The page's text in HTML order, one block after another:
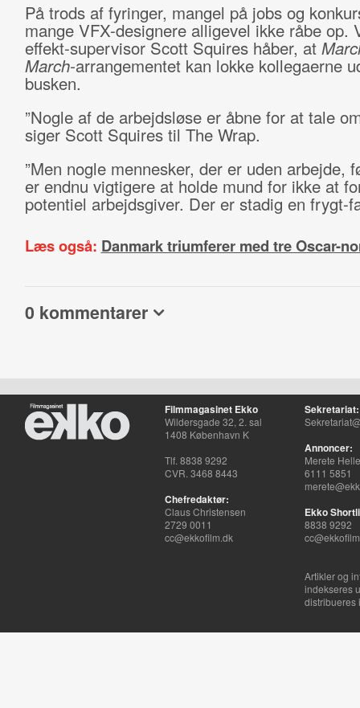
På trods af fyringer, mangel på jobs og
mange VFX-designere alligevel ikke råbe op.
effekt-supervisor Scott Squires håber, at
March-arrangementet kan lokke kollegaerne
busken.
”Nogle af de arbejdsløse er åbne for at tale
siger Scott Squires til The Wrap.
”Men nogle mennesker, der er uden arbejde,
er endnu vigtigere at holde mund for ikke at
potentiel arbejdsgiver. Der er stadig en frygt-
Læs også: Danmark triumferer med tre Oscar-
0 kommentarer
Filmmagasinet Ekko
Wildersgade 32, 2. sal
1408 København K
Tlf. 8838 9292
CVR. 3468 8443
Chefredaktør:
Claus Christensen
2729 0011
cc@ekkofilm.dk
Sekretariat:
Annoncer:
Merete
6111 5851
Ekko
8838 9292
Artikler og
indekseres
distribueres